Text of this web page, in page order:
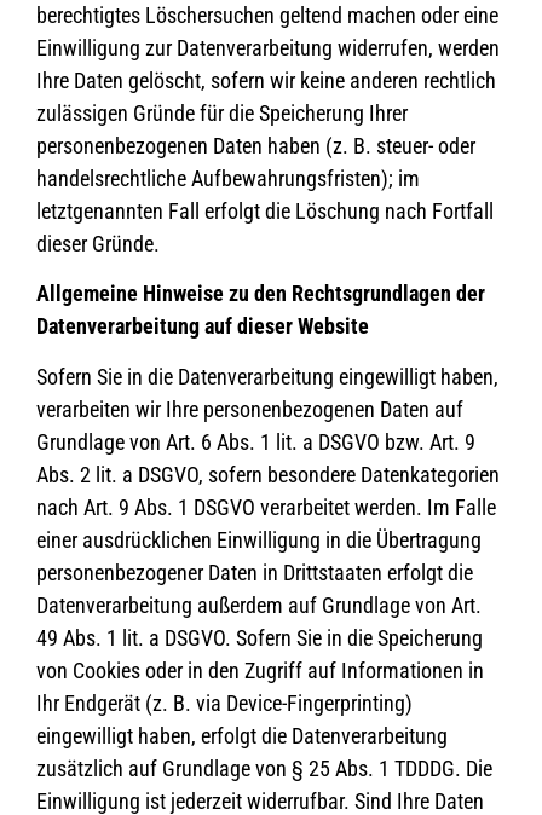
berechtigtes Löschersuchen geltend machen oder eine
Einwilligung zur Datenverarbeitung widerrufen, werden
Ihre Daten gelöscht, sofern wir keine anderen rechtlich
zulässigen Gründe für die Speicherung Ihrer
personenbezogenen Daten haben (z. B. steuer- oder
handelsrechtliche Aufbewahrungsfristen); im
letztgenannten Fall erfolgt die Löschung nach Fortfall
dieser Gründe.
Allgemeine Hinweise zu den Rechtsgrundlagen der
Datenverarbeitung auf dieser Website
Sofern Sie in die Datenverarbeitung eingewilligt haben,
verarbeiten wir Ihre personenbezogenen Daten auf
Grundlage von Art. 6 Abs. 1 lit. a DSGVO bzw. Art. 9
Abs. 2 lit. a DSGVO, sofern besondere Datenkategorien
nach Art. 9 Abs. 1 DSGVO verarbeitet werden. Im Falle
einer ausdrücklichen Einwilligung in die Übertragung
personenbezogener Daten in Drittstaaten erfolgt die
Datenverarbeitung außerdem auf Grundlage von Art.
49 Abs. 1 lit. a DSGVO. Sofern Sie in die Speicherung
von Cookies oder in den Zugriff auf Informationen in
Ihr Endgerät (z. B. via Device-Fingerprinting)
eingewilligt haben, erfolgt die Datenverarbeitung
zusätzlich auf Grundlage von § 25 Abs. 1 TDDDG. Die
Einwilligung ist jederzeit widerrufbar. Sind Ihre Daten